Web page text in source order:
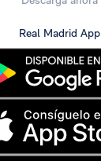
Real Madrid App